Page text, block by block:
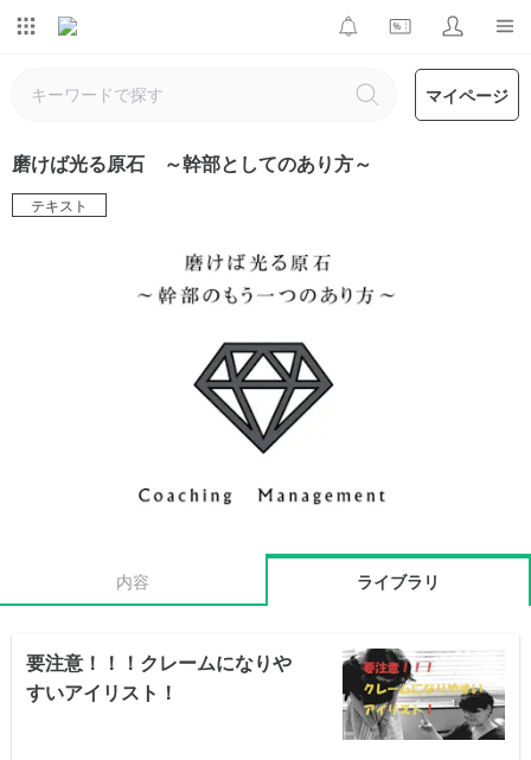
マイページ
磨けば光る原石 ～幹部としてのあり方～
テキスト
内容 ライブラリ
要注意！！！クレームになりや
すいアイリスト！